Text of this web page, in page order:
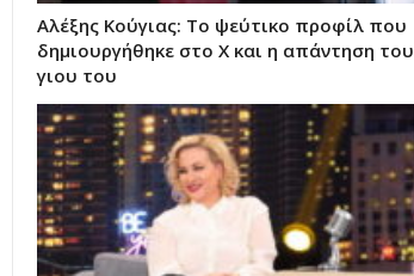
Αλέξης Κούγιας: Το ψεύτικο προφίλ που
δημιουργήθηκε στο X και η απάντηση του
γιου του